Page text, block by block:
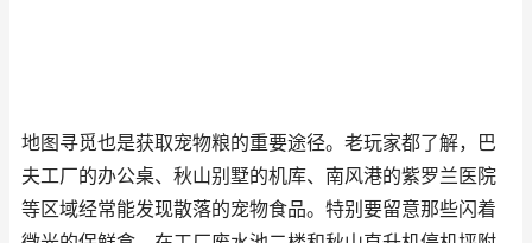
地图寻觅也是获取宠物粮的重要途径。老玩家都了解，巴
夫工厂的办公桌、秋山别墅的机库、南风港的紫罗兰医院
等区域经常能发现散落的宠物食品。特别要留意那些闪着